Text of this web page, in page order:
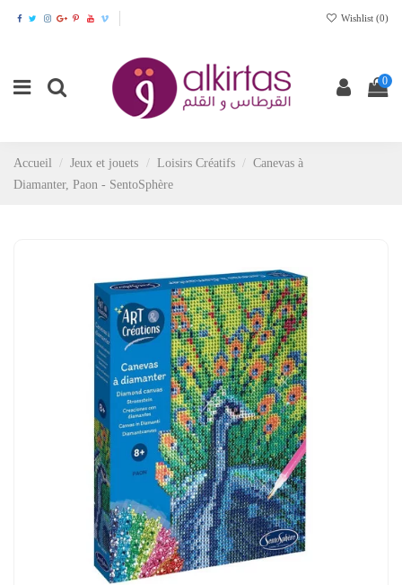
Wishlist (0)
0
Accueil Jeux et jouets Loisirs Créatifs
Canevas à
Diamanter, Paon - SentoSphère